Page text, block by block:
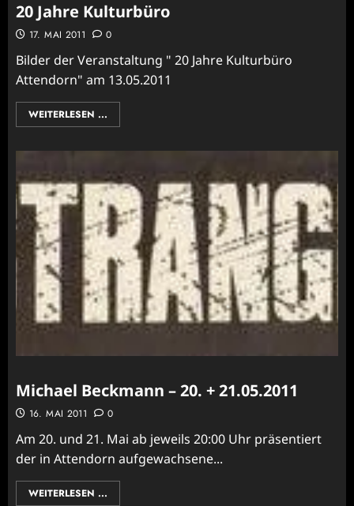
20 Jahre Kulturbüro
17. MAI 2011 0
Bilder der Veranstaltung " 20 Jahre Kulturbüro
Attendorn" am 13.05.2011
WEITERLESEN ...
Michael Beckmann – 20. + 21.05.2011
16. MAI 2011 0
Am 20. und 21. Mai ab jeweils 20:00 Uhr präsentiert
der in Attendorn aufgewachsene...
WEITERLESEN ...